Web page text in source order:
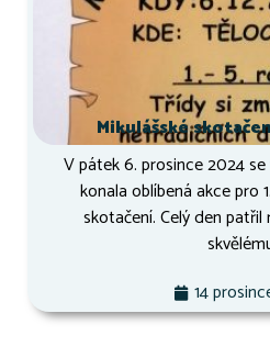
Mikulášské
V pátek 6. prosince 2024
konala oblíbená akce pro
skotačení. Celý den
14